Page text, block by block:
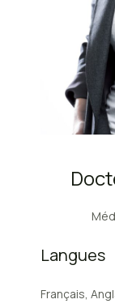
Langues
Français,